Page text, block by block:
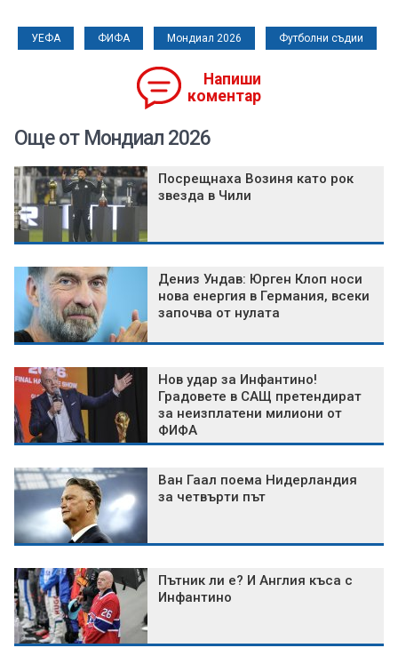
УЕФА ФИФА Мондиал 2026 Футболни съдии
Напиши
коментар
Още от Мондиал 2026
Посрещнаха Возиня като рок
звезда в Чили
Дениз Ундав: Юрген Клоп носи
нова енергия в Германия, всеки
започва от нулата
Нов удар за Инфантино!
Градовете в САЩ претендират
за неизплатени милиони от
ФИФА
Ван Гаал поема Нидерландия
за четвърти път
Пътник ли е? И Англия къса с
Инфантино